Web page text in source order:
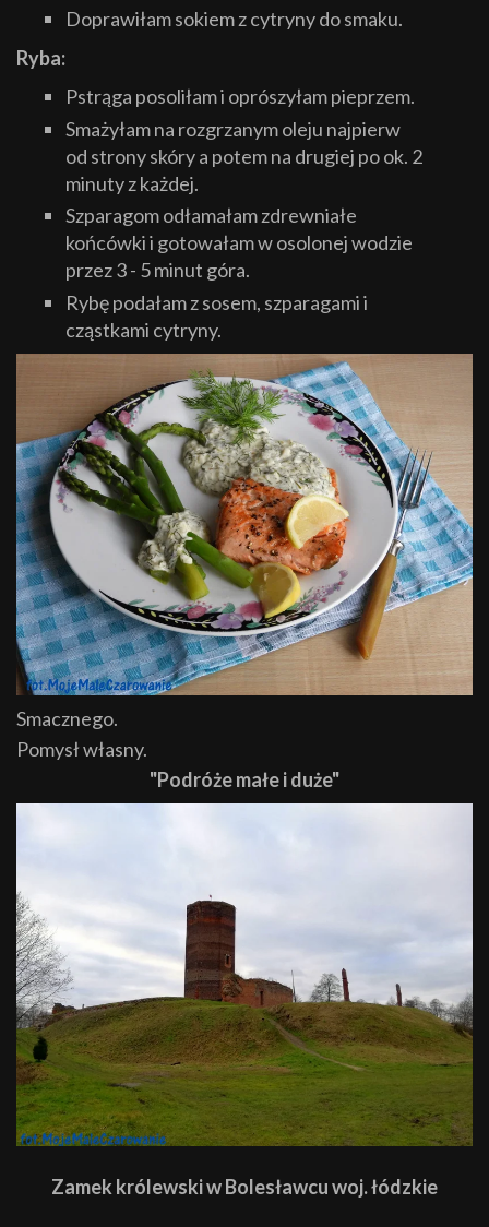
Doprawiłam sokiem z cytryny do smaku.
Ryba:
Pstrąga posoliłam i oprószyłam pieprzem.
Smażyłam na rozgrzanym oleju najpierw
od strony skóry a potem na drugiej po ok. 2
minuty z każdej.
Szparagom odłamałam zdrewniałe
końcówki i gotowałam w osolonej wodzie
przez 3 - 5 minut góra.
Rybę podałam z sosem, szparagami i
cząstkami cytryny.
Smacznego.
Pomysł własny.
"Podróże małe i duże"
Zamek królewski w Bolesławcu woj. łódzkie